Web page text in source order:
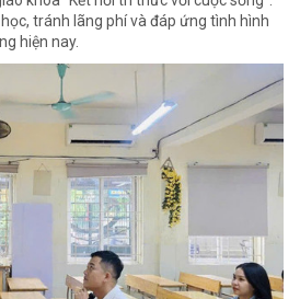
tránh lãng phí và đáp ứng tình hình
hiện nay.